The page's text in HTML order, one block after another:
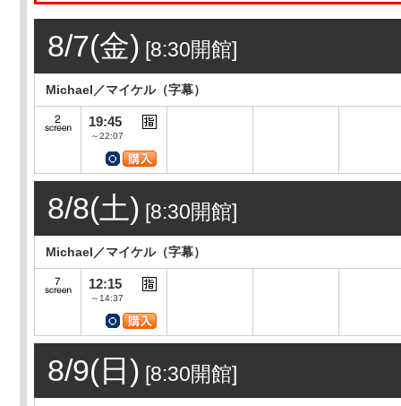
8/7(金) [8:30開館]
Michael／マイケル（字幕）
19:45
～22:07
8/8(土) [8:30開館]
Michael／マイケル（字幕）
12:15
～14:37
8/9(日) [8:30開館]